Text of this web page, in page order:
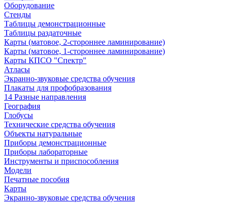
Оборудование
Стенды
Таблицы демонстрационные
Таблицы раздаточные
Карты (матовое, 2-стороннее ламинирование)
Карты (матовое, 1-стороннее ламинирование)
Карты КПСО "Спектр"
Атласы
Экранно-звуковые средства обучения
Плакаты для профобразования
14 Разные направления
География
Глобусы
Технические средства обучения
Объекты натуральные
Приборы демонстрационные
Приборы лабораторные
Инструменты и приспособления
Модели
Печатные пособия
Карты
Экранно-звуковые средства обучения